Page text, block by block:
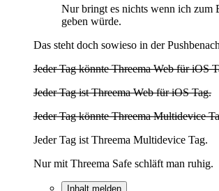
Nur bringt es nichts wenn ich zum
geben würde.
Das steht doch sowieso in der
Jeder Tag könnte Threema Web für iOS
Jeder Tag ist Threema Web für iOS Tag.
Jeder Tag könnte Threema Multidevice
Jeder Tag ist Threema Multidevice Tag.
Nur mit Threema Safe schläft man ruhig.
Inhalt melden